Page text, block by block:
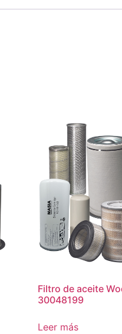
Filtro de aceite
30048199
Leer más